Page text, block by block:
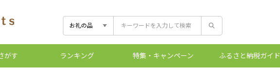
がす ランキング 特集 ・キャンペーン ふるさと納税ガイド